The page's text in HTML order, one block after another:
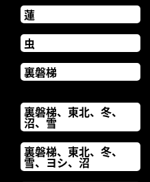
蓮
虫
裏磐梯
裏磐梯、東北、冬、
沼、雪
裏磐梯、東北、冬、
雪、ヨシ、沼